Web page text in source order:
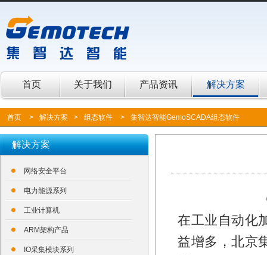
首页 关于我们 产品资讯 解决方案
首页 > 解决方案 > 组态软件 > 集智达智能GemoSCADA组态软件
解决方案
网络安全平台
电力能源系列
工业计算机
ARM架构产品
IO采集模块系列
在工业自动化
益增多，北京